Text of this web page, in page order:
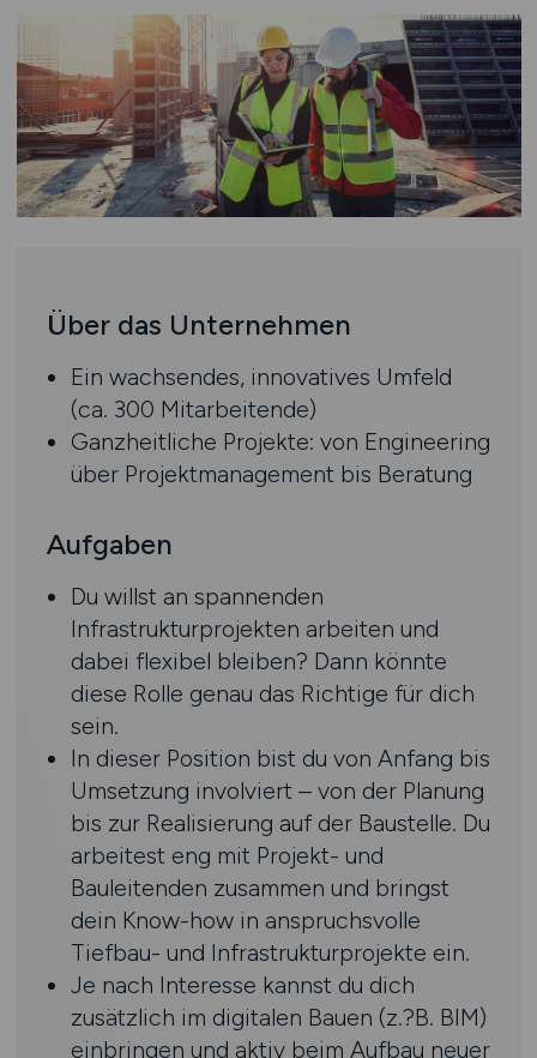
Über das Unternehmen
Ein wachsendes, innovatives Umfeld
(ca. 300 Mitarbeitende)
Ganzheitliche Projekte: von Engineering
über Projektmanagement bis Beratung
Aufgaben
Du willst an spannenden
Infrastrukturprojekten arbeiten und
dabei flexibel bleiben? Dann könnte
diese Rolle genau das Richtige für dich
sein.
In dieser Position bist du von Anfang bis
Umsetzung involviert – von der Planung
bis zur Realisierung auf der Baustelle. Du
arbeitest eng mit Projekt- und
Bauleitenden zusammen und bringst
dein Know-how in anspruchsvolle
Tiefbau- und Infrastrukturprojekte ein.
Je nach Interesse kannst du dich
zusätzlich im digitalen Bauen (z.?B. BIM)
einbringen und aktiv beim Aufbau neuer